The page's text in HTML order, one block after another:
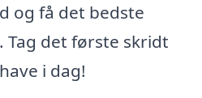
og få det bedste
Tag det første skridt
i dag!